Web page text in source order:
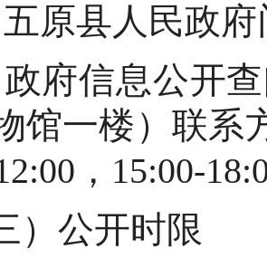
原县人民政府
府信息公开
馆一楼）联系
，15:00-
）公开时限